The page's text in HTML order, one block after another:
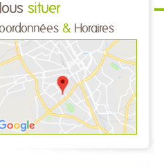
situer
& Horaires